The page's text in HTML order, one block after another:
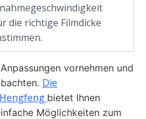
die richtige Filmdicke
vornehmen und
Die
bietet Ihnen
Möglichkeiten zum